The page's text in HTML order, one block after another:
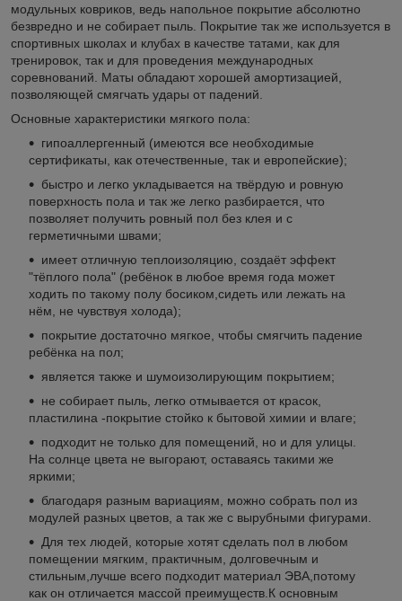
модульных ковриков, ведь напольное покрытие абсолютно
безвредно и не собирает пыль. Покрытие так же используется в
спортивных школах и клубах в качестве татами, как для
тренировок, так и для проведения международных
соревнований. Маты обладают хорошей амортизацией,
позволяющей смягчать удары от падений.
Основные характеристики мягкого пола:
гипоаллергенный (имеются все необходимые
сертификаты, как отечественные, так и европейские);
быстро и легко укладывается на твёрдую и ровную
поверхность пола и так же легко разбирается, что
позволяет получить ровный пол без клея и с
герметичными швами;
имеет отличную теплоизоляцию, создаёт эффект
"тёплого пола" (ребёнок в любое время года может
ходить по такому полу босиком,сидеть или лежать на
нём, не чувствуя холода);
покрытие достаточно мягкое, чтобы смягчить падение
ребёнка на пол;
является также и шумоизолирующим покрытием;
не собирает пыль, легко отмывается от красок,
пластилина -покрытие стойко к бытовой химии и влаге;
подходит не только для помещений, но и для улицы.
На солнце цвета не выгорают, оставаясь такими же
яркими;
благодаря разным вариациям, можно собрать пол из
модулей разных цветов, а так же с вырубными фигурами.
Для тех людей, которые хотят сделать пол в любом
помещении мягким, практичным, долговечным и
стильным,лучше всего подходит материал ЭВА,потому
как он отличается массой преимуществ.К основным